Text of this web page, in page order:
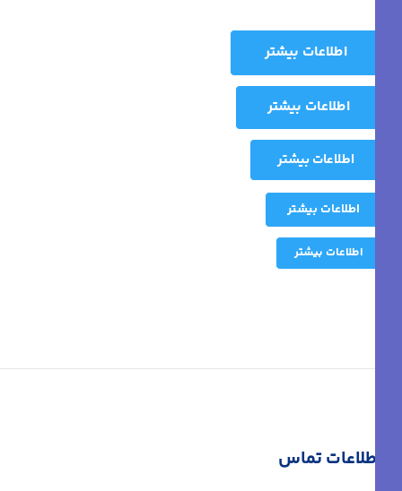
اطلاعات بیشتر
اطلاعات بیشتر
اطلاعات بیشتر
اطلاعات بیشتر
اطلاعات بیشتر
اطلاعات تماس